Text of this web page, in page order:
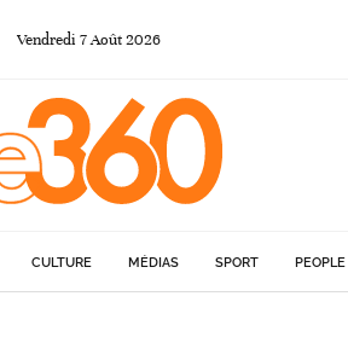
Vendredi 7Août 2026
CULTURE MÉDIAS SPORT PEOPLE